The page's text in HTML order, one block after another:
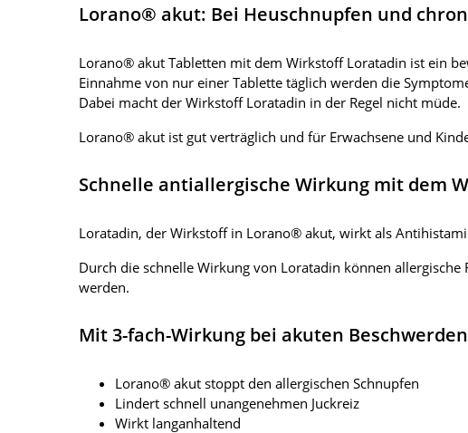
Lorano® akut: Bei Heuschnupfen und
Lorano® akut Tabletten mit dem Wirkstoff Loratadin ist ein
Einnahme von nur einer Tablette täglich werden die
Dabei macht der Wirkstoff Loratadin in der Regel nicht müde.
Lorano® akut ist gut verträglich und für Erwachsene und
Schnelle antiallergische Wirkung mit dem
Loratadin, der Wirkstoff in Lorano® akut, wirkt als
Durch die schnelle Wirkung von Loratadin können
werden.
Mit 3-fach-Wirkung bei akuten Beschwerden
Lorano® akut stoppt den allergischen Schnupfen
Lindert schnell unangenehmen Juckreiz
Wirkt langanhaltend